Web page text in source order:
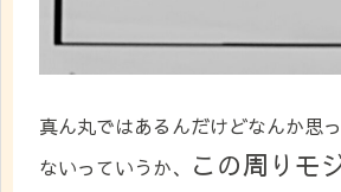
真ん丸ではあるんだけどなんか思
ないっていうか、
この周りモ